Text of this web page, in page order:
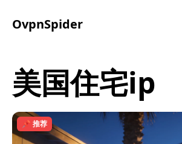
OvpnSpider
美国住宅ip
📌 推荐